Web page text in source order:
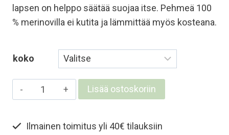
lapsen on helppo säätää suojaa itse. Pehmeä 100
% merinovilla ei kutita ja lämmittää myös kosteana.
koko
Lasten
ja
merinokypärämyssy
Lisää ostoskoriin
Ilmainen toimitus yli 40€ tilauksiin